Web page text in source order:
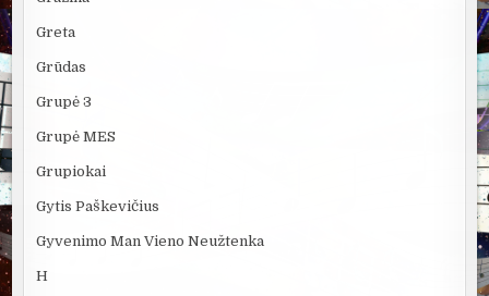
Greta
Grūdas
Grupė 3
Grupė MES
Grupiokai
Gytis Paškevičius
Gyvenimo Man Vieno Neužtenka
H